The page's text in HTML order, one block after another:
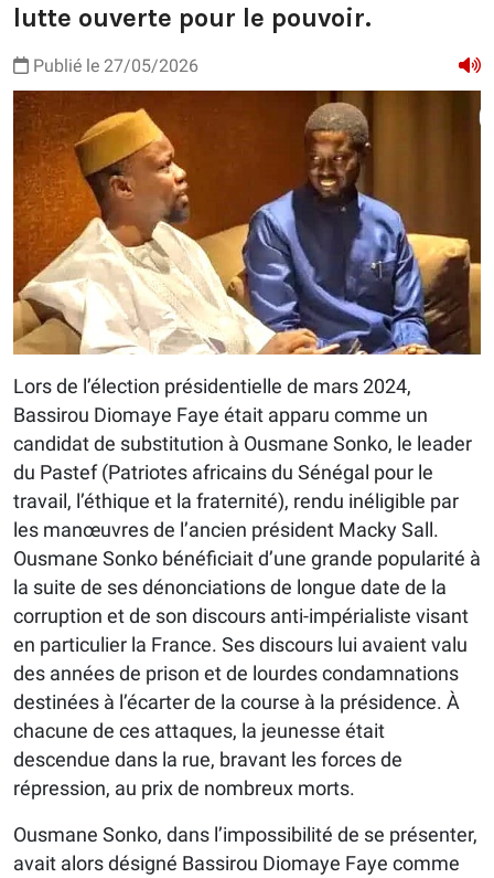
lutte ouverte pour le pouvoir.
Publié le 27/05/2026
Lors de l’élection présidentielle de mars 2024,
Bassirou Diomaye Faye était apparu comme un
candidat de substitution à Ousmane Sonko, le leader
du Pastef (Patriotes africains du Sénégal pour le
travail, l’éthique et la fraternité), rendu inéligible par
les manœuvres de l’ancien président Macky Sall.
Ousmane Sonko bénéficiait d’une grande popularité à
la suite de ses dénonciations de longue date de la
corruption et de son discours anti-impérialiste visant
en particulier la France. Ses discours lui avaient valu
des années de prison et de lourdes condamnations
destinées à l’écarter de la course à la présidence. À
chacune de ces attaques, la jeunesse était
descendue dans la rue, bravant les forces de
répression, au prix de nombreux morts.
Ousmane Sonko, dans l’impossibilité de se présenter,
avait alors désigné Bassirou Diomaye Faye comme